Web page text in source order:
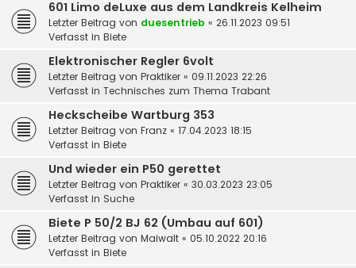
601 Limo deLuxe aus dem Landkreis Kelheim
Letzter Beitrag von duesentrieb « 26.11.2023 09:51
Verfasst in Biete
Elektronischer Regler 6volt
Letzter Beitrag von Praktiker « 09.11.2023 22:26
Verfasst in Technisches zum Thema Trabant
Heckscheibe Wartburg 353
Letzter Beitrag von Franz « 17.04.2023 18:15
Verfasst in Biete
Und wieder ein P50 gerettet
Letzter Beitrag von Praktiker « 30.03.2023 23:05
Verfasst in Suche
Biete P 50/2 BJ 62 (Umbau auf 601)
Letzter Beitrag von Maiwalt « 05.10.2022 20:16
Verfasst in Biete